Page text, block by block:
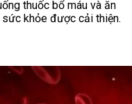
thuốc bổ máu và ăn
khỏe được cải thiện.